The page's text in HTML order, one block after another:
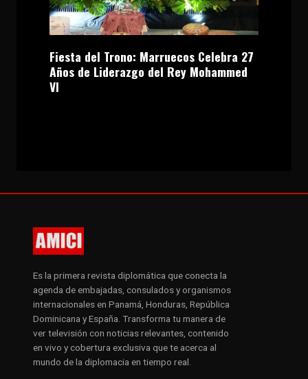
Fiesta del Trono: Marruecos Celebra 27
Años de Liderazgo del Rey Mohammed
VI
Es la primera revista diplomática que conecta la
agenda de embajadas, consulados y organismos
internacionales en Panamá, Honduras, República
Dominicana y España. Transforma tu manera de
ver televisión con noticias relevantes, contenido
en vivo y cobertura exclusiva que te acerca al
mundo de la diplomacia en tiempo real.